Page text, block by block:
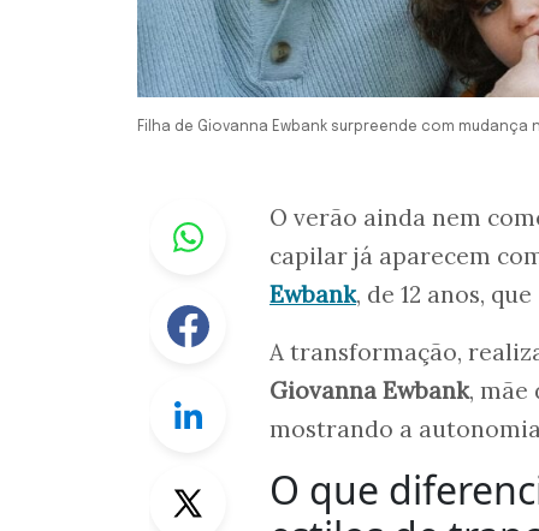
Filha de Giovanna Ewbank surpreende com mudança
Whastapp
Facebook
Linkedin
Twitter
O verão ainda nem
capilar já aparecem
Ewbank, de 12 anos,
A transformação,
Giovanna Ewbank, mãe
mostrando a
O que